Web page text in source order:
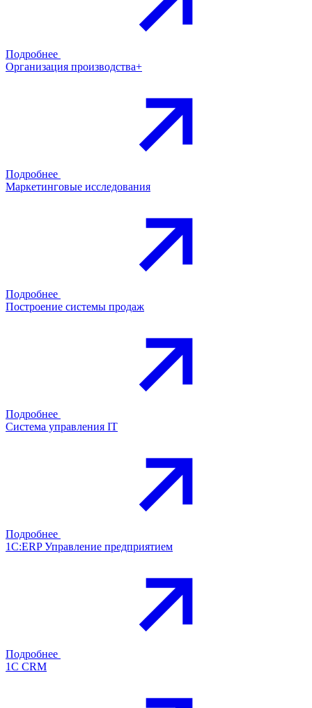
Подробнее
Организация производства+
Подробнее
Маркетинговые исследования
Подробнее
Построение системы продаж
Подробнее
Система управления IT
Подробнее
1С:ERP Управление предприятием
Подробнее
1С CRM